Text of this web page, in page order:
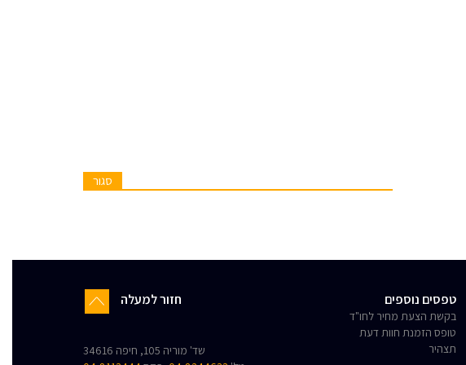
סגור
טפסים נוספים
בקשת הצעת מחיר לחו"ד
טופס הזמנת חוות דעת
תצהיר
חזור למעלה
שד' מוריה 105, חיפה 34616